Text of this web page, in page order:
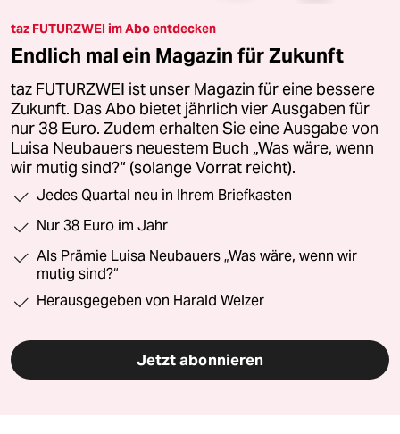
taz FUTURZWEI im Abo entdecken
Endlich mal ein Magazin für Zukunft
taz FUTURZWEI ist unser Magazin für eine bessere
Zukunft. Das Abo bietet jährlich vier Ausgaben für
nur 38 Euro. Zudem erhalten Sie eine Ausgabe von
Luisa Neubauers neuestem Buch „Was wäre, wenn
wir mutig sind?“ (solange Vorrat reicht).
Jedes Quartal neu in Ihrem Briefkasten
Nur 38 Euro im Jahr
Als Prämie Luisa Neubauers „Was wäre, wenn wir
mutig sind?“
Herausgegeben von Harald Welzer
Jetzt abonnieren